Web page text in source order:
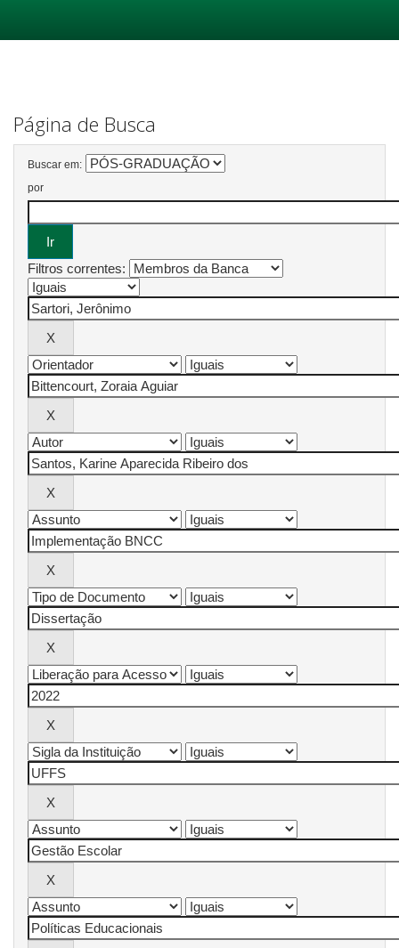
Página de Busca
Buscar em:
por
Filtros correntes: